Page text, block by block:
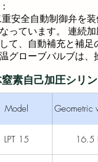
安全自動制御弁を装
っています。 連続
て、自動補充と補
グローブバルブは、
素自己加圧シリ
Model Geometric
LPT 15 16.5